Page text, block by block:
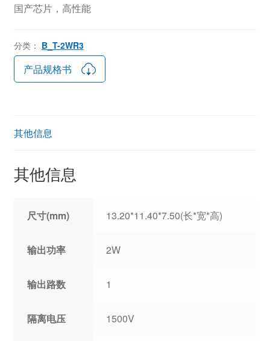
国产芯片，高性能
分类： B_T-2WR3
产品规格书
其他信息
其他信息
尺寸(mm) 13.20*11.40*7.50(长*宽*高)
输出功率 2W
输出路数 1
隔离电压 1500V